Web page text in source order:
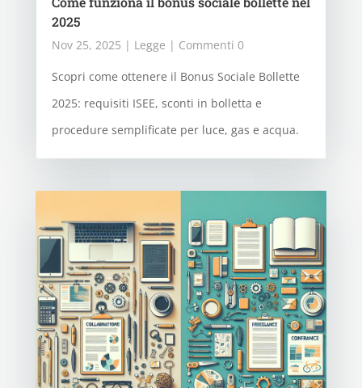
2025
Nov 25, 2025 | Legge | Commenti 0
Scopri come ottenere il Bonus Sociale Bollette
2025: requisiti ISEE, sconti in bolletta e
procedure semplificate per luce, gas e acqua.